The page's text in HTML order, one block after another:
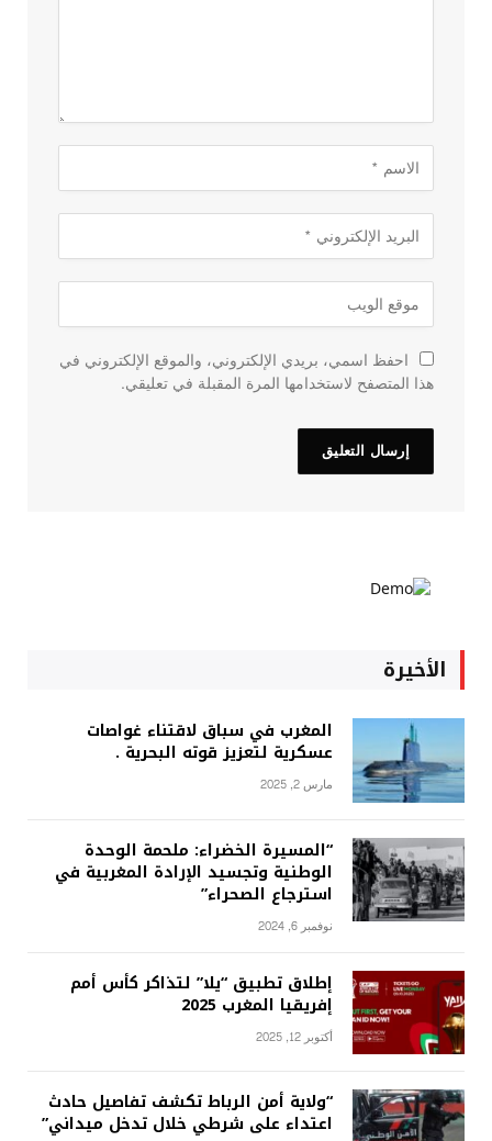
احفظ اسمي، بريدي الإلكتروني، والموقع الإلكتروني في
هذا المتصفح لاستخدامها المرة المقبلة في تعليقي.
الأخيرة
المغرب في سباق لاقتناء غواصات
عسكرية لتعزيز قوته البحرية .
مارس 2, 2025
“المسيرة الخضراء: ملحمة الوحدة
الوطنية وتجسيد الإرادة المغربية في
استرجاع الصحراء”
نوفمبر 6, 2024
إطلاق تطبيق “يلا” لتذاكر كأس أمم
إفريقيا المغرب 2025
أكتوبر 12, 2025
“ولاية أمن الرباط تكشف تفاصيل حادث
اعتداء على شرطي خلال تدخل ميداني”